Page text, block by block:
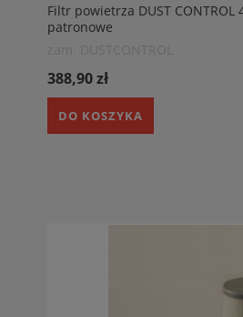
Filtr powietrza DUST CONTROL
patronowe
388,90 zł
DO KOSZYKA